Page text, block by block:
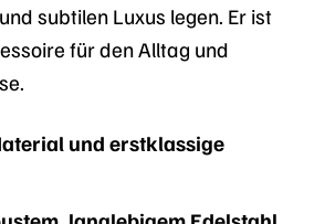
subtilen Luxus legen. Er ist
für den Alltag und
und erstklassige